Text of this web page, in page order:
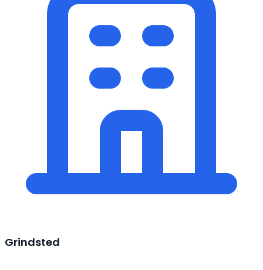
Grindsted